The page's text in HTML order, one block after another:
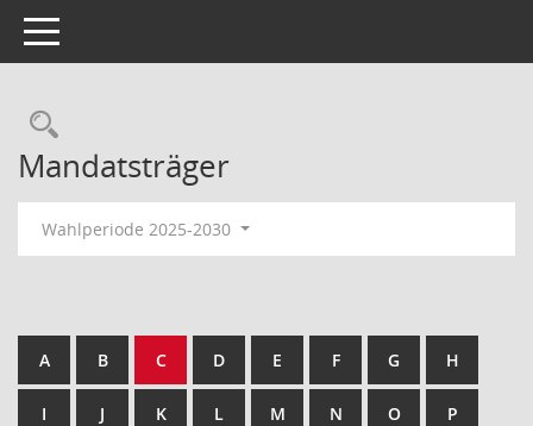
Toggle navigation
Rechercheauswahl
Mandatsträger
Wahlperiode 2025-2030
A B C D E F G H
I J K L M N O P